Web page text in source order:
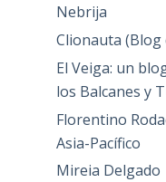
Nebrija
Clionauta (Blog
El Veiga: un
los Balcanes y
Florentino
Asia-Pacífico
Mireia Delgado